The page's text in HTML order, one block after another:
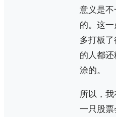
意义是不
的。这一
多打板
的人都还
涂的。
所以，我
一只股票